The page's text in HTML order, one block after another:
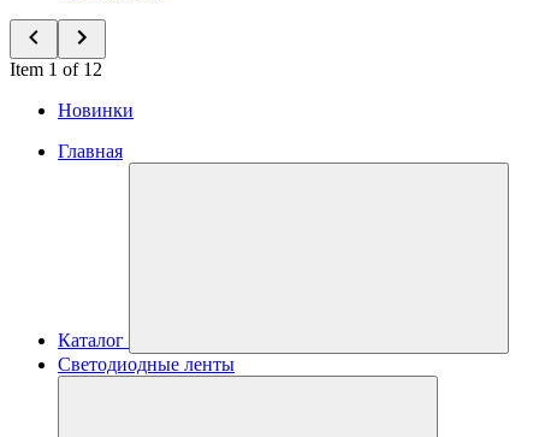
Item 1 of 12
Новинки
Главная
Каталог
Светодиодные ленты